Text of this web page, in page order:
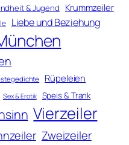
& Jugend Krummzeiler
Liebe und Beziehung
Rüpeleien
Sex & Erotik Speis & Trank
Vierzeiler
Zweizeiler